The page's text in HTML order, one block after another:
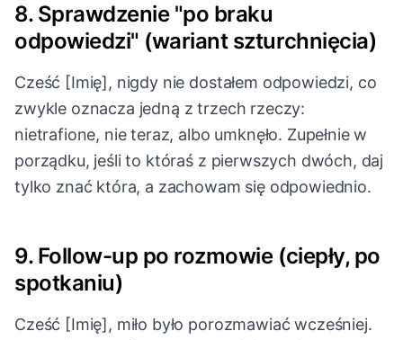
8. Sprawdzenie "po braku
odpowiedzi" (wariant szturchnięcia)
Cześć [Imię], nigdy nie dostałem odpowiedzi, co
zwykle oznacza jedną z trzech rzeczy:
nietrafione, nie teraz, albo umknęło. Zupełnie w
porządku, jeśli to któraś z pierwszych dwóch, daj
tylko znać która, a zachowam się odpowiednio.
9. Follow-up po rozmowie (ciepły, po
spotkaniu)
Cześć [Imię], miło było porozmawiać wcześniej.